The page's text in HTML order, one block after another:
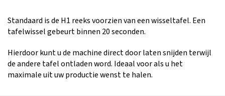
Standaard is de H1 reeks voorzien van een wisseltafel. Een
tafelwissel gebeurt binnen 20 seconden.
Hierdoor kunt u de machine direct door laten snijden terwijl
de andere tafel ontladen word. Ideaal voor als u het
maximale uit uw productie wenst te halen.